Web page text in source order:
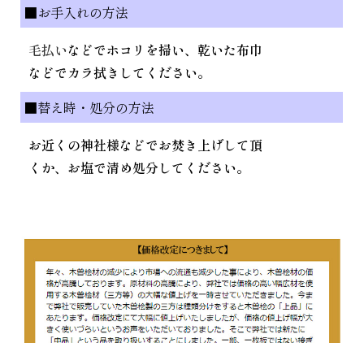
■お手入れの方法
毛払いなどでホコリを掃い、乾いた布巾
などでカラ拭きしてください。
■替え時・処分の方法
お近くの神社様などでお焚き上げして頂
くか、お塩で清め処分してください。